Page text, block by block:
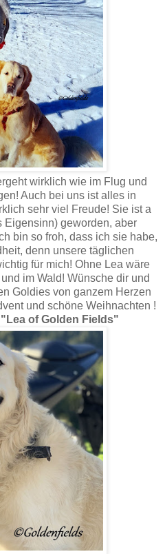
wirklich wie im Flug und
Auch bei uns ist alles in
sehr viel Freude! Sie ist a
Eigensinn) geworden, aber
bin so froh, dass ich sie habe,
denn unsere täglichen
für mich! Ohne Lea wäre
im Wald! Wünsche dir und
Goldies von ganzem Herzen
und schöne Weihnachten !
"Lea of Golden Fields"